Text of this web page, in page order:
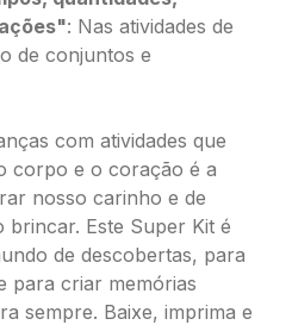
: Nas atividades de
de conjuntos e
com atividades que
corpo e o coração é a
nosso carinho e de
Este Super Kit é
de descobertas, para
para criar memórias
sempre. Baixe, imprima e